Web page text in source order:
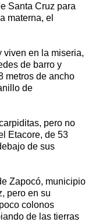
Santa Cruz para
materna, el
viven en la miseria,
de barro y
metros de ancho
de
pero no
Etacore, de 53
de sus
Zapocó, municipio
pero en su
colonos
de las tierras